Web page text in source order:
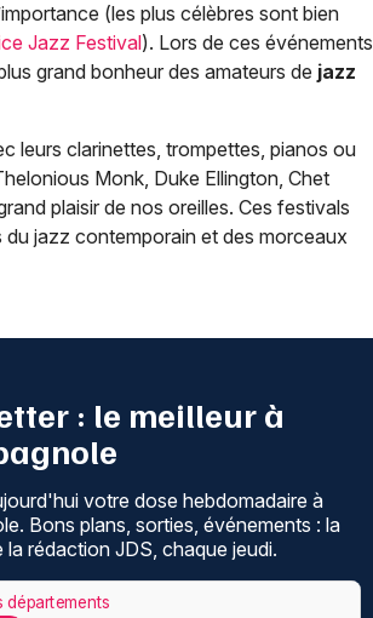
(les plus célèbres sont bien
Jazz Festival). Lors de ces événements
grand bonheur des amateurs de jazz
leurs clarinettes, trompettes, pianos ou
Monk, Duke Ellington, Chet
plaisir de nos oreilles. Ces festivals
jazz contemporain et des morceaux
: le meilleur à
votre dose hebdomadaire à
Bons plans, sorties, événements : la
la rédaction JDS, chaque jeudi.
départements